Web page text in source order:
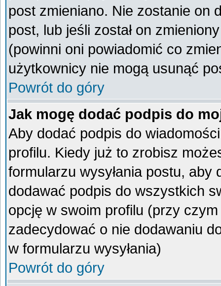
post zmieniano. Nie zostanie on
post, lub jeśli został on
(powinni oni powiadomić co
użytkownicy nie mogą usunąć
Powrót do góry
Jak mogę dodać podpis do
Aby dodać podpis do
profilu. Kiedy już to zrobisz
formularzu wysyłania postu,
dodawać podpis do wszystkich
opcję w swoim profilu (przy
zadecydować o nie dodawaniu
w formularzu wysyłania)
Powrót do góry